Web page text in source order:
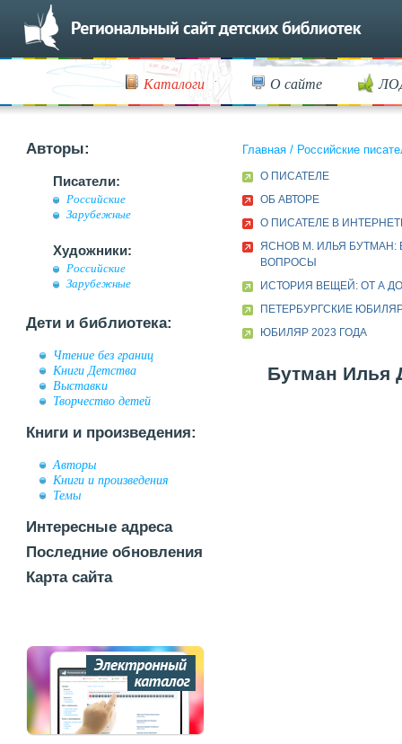
Каталоги О сайте
Авторы:
Писатели:
Российские
Зарубежные
Художники:
Российские
Зарубежные
Дети и библиотека:
Чтение без границ
Книги Детства
Выставки
Творчество детей
Книги и произведения:
Авторы
Книги и произведения
Темы
Интересные адреса
Последние обновления
Карта сайта
Главная / Российские
О ПИСАТЕЛЕ
ОБ АВТОРЕ
О ПИСАТЕЛЕ В
ЯСНОВ М. ИЛЬЯ БУТМАН:
ВОПРОСЫ
ИСТОРИЯ ВЕЩЕЙ: ОТ А
ПЕТЕРБУРГСКИЕ
ЮБИЛЯР 2023 ГОДА
Бутман Илья